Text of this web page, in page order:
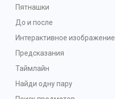
Пятнашки
До и после
Интерактивное изображение
Предсказания
Таймлайн
Найди одну пару